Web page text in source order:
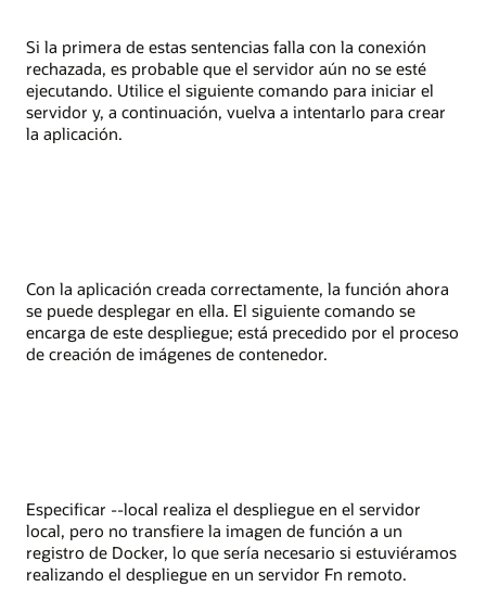
Si la primera de estas sentencias falla con la conexión
rechazada, es probable que el servidor aún no se esté
ejecutando. Utilice el siguiente comando para iniciar el
servidor y, a continuación, vuelva a intentarlo para crear
la aplicación.
Con la aplicación creada correctamente, la función ahora
se puede desplegar en ella. El siguiente comando se
encarga de este despliegue; está precedido por el proceso
de creación de imágenes de contenedor.
Especificar --local realiza el despliegue en el servidor
local, pero no transfiere la imagen de función a un
registro de Docker, lo que sería necesario si estuviéramos
realizando el despliegue en un servidor Fn remoto.